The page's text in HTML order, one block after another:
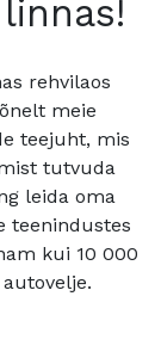
rehvilaos
meie
teejuht, mis
tutvuda
leida oma
teenindustes
kui 10 000